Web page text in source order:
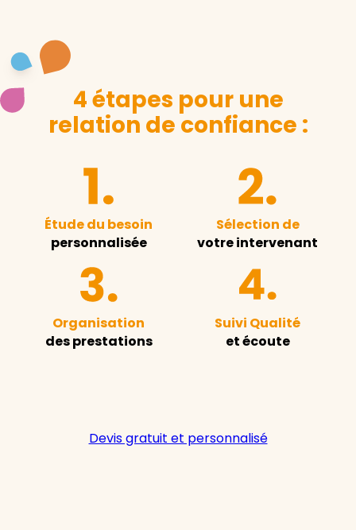
4 étapes pour une
relation de confiance :
Étude du besoin
personnalisée
Sélection de
votre intervenant
Organisation
des prestations
Suivi Qualité
et écoute
Devis gratuit et personnalisé